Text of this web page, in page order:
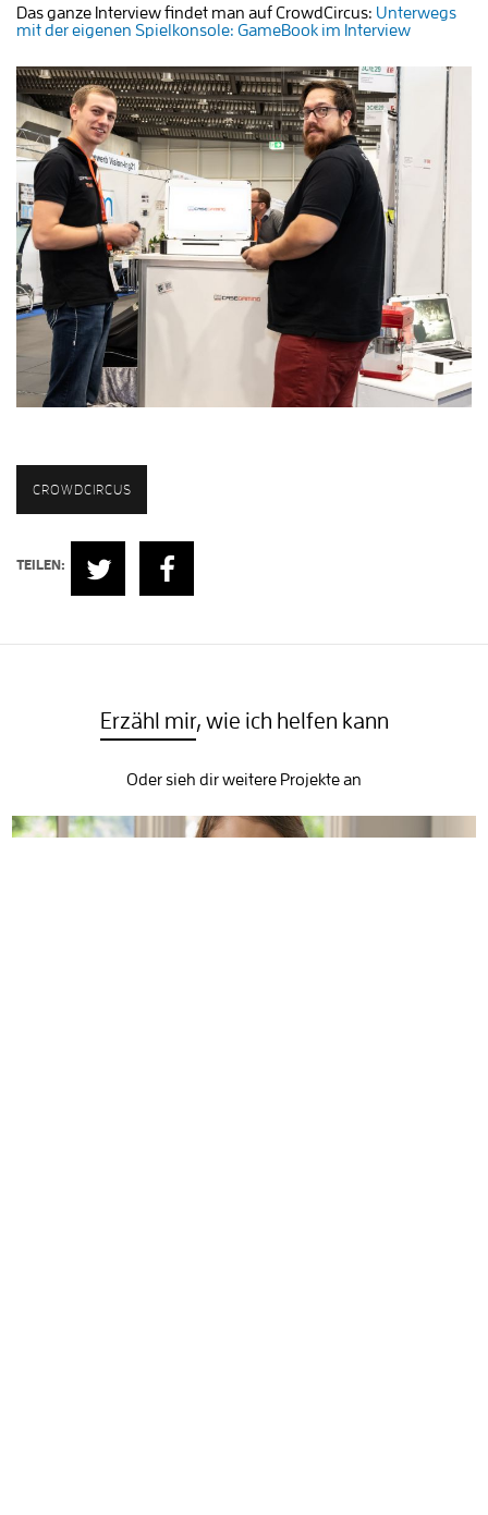
Das ganze Interview findet man auf CrowdCircus: Unterwegs
mit der eigenen Spielkonsole: GameBook im Interview
CROWDCIRCUS
TEILEN:
Erzähl mir, wie ich helfen kann
Oder sieh dir weitere Projekte an